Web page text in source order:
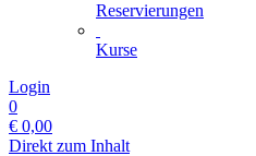
Reservierungen
Kurse
Login
0
€ 0,00
Direkt zum Inhalt